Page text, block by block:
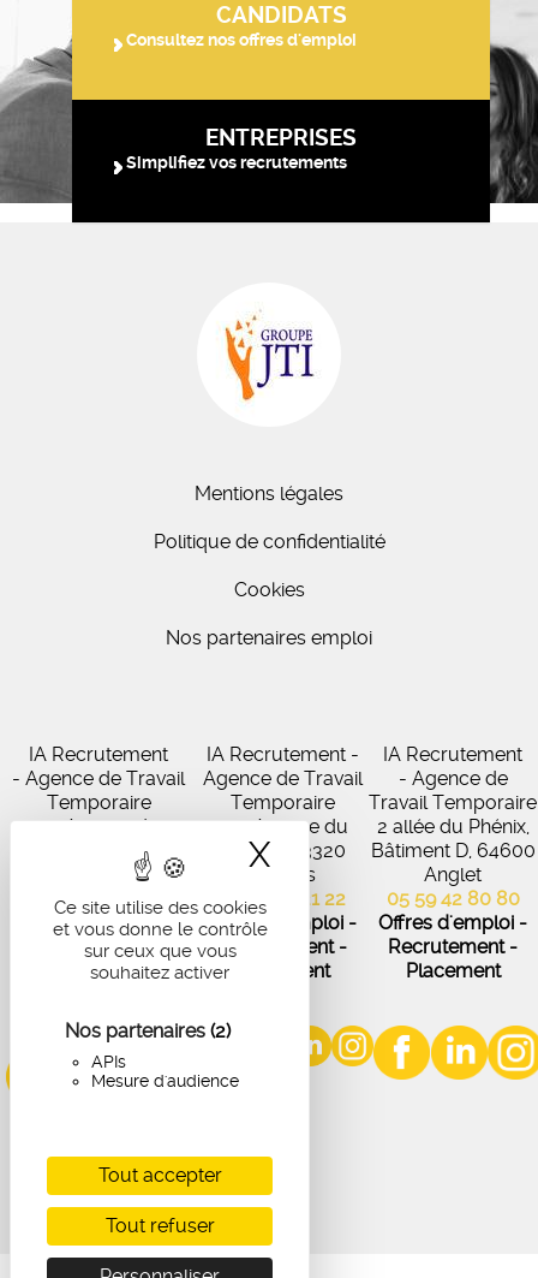
Ce site utilise des cookies
et vous donne le contrôle
sur ceux que vous
souhaitez activer
Nos partenaires (2)
APIs
Mesure d'audience
Tout accepter
Tout refuser
X Masquer le
CANDIDATS
Consultez nos offres d'emploi
ENTREPRISES
Simplifiez vos recrutements
Mentions légales
Politique de confidentialité
Cookies
Nos partenaires emploi
IA Recrutement
- Agence de Travail
Temporaire
27 Avenue de
Virecourt, 33370
Artigues-près-
Bordeaux
05 56 67 48 57
Offres d'emploi -
Recrutement -
IA Recrutement -
Agence de Travail
Temporaire
102 Avenue du
Médoc, 33320
Eysines
05 56 45 21 22
Offres d'emploi -
Recrutement -
Placement
IA Recrutement
- Agence de
Travail Temporaire
2 allée du Phénix,
Bâtiment D, 64600
Anglet
05 59 42 80 80
Offres d'emploi -
Recrutement -
Placement